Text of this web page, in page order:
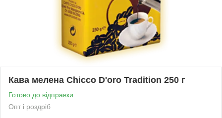
Кава мелена Chicco D'oro Tradition 250 г
Готово до відправки
Опт і роздріб